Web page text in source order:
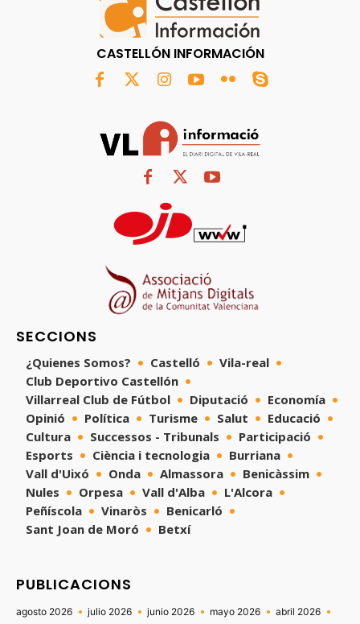
CASTELLÓN INFORMACIÓN
SECCIONS
¿Quienes Somos? Castelló
Vila-real
Club Deportivo Castellón
Villarreal Club de Fútbol
Diputació
Economía
Opinió
Política Turisme Salut
Educació
Cultura
Successos - Tribunals
Participació
Esports
Ciència i tecnologia
Burriana
Vall d'Uixó
Onda Almassora
Benicàssim
Nules
Orpesa Vall d'Alba
L'Alcora
Peñíscola
Vinaròs
Benicarló
Sant Joan de Moró
Betxí
PUBLICACIONS
agosto 2026 julio 2026 junio 2026 mayo 2026
abril 2026